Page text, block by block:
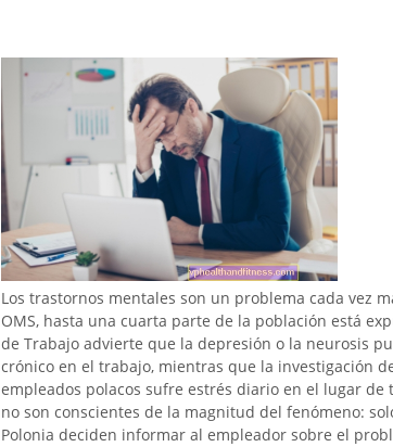
Los trastornos mentales son un problema cada vez
OMS, hasta una cuarta parte de la población está
de Trabajo advierte que la depresión o la neurosis
crónico en el trabajo, mientras que la investigación
empleados polacos sufre estrés diario en el lugar de
no son conscientes de la magnitud del fenómeno:
Polonia deciden informar al empleador sobre el